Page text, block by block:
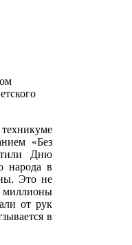
«Без
Дню
народа в
Это не
от рук
в